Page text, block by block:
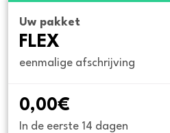
Uw pakket
FLEX
eenmalige afschrijving
0,00€
In de eerste 14 dagen